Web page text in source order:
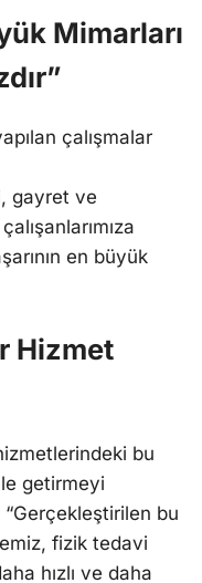
Mimarları
çalışmalar
gayret ve
en büyük
Hizmet
bu
getirmeyi
“Gerçekleştirilen bu
fizik tedavi
hızlı ve daha